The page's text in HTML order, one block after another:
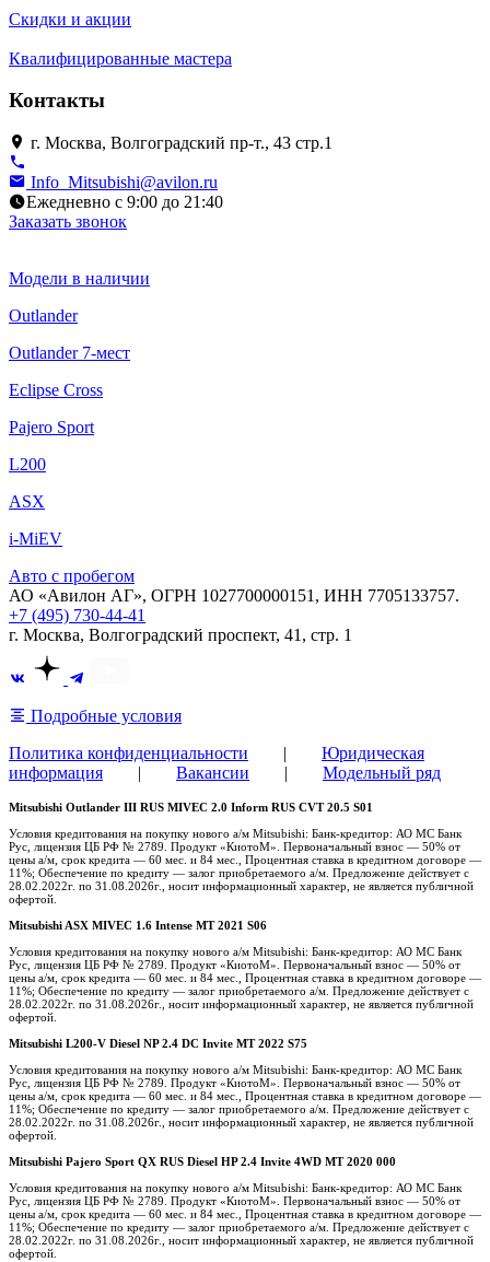
Скидки и акции
Квалифицированные мастера
Контакты
г. Москва, Волгоградский пр-т., 43 стр.1
Info_Mitsubishi@avilon.ru
Ежедневно с 9:00 до 21:40
Заказать звонок
Модели в наличии
Outlander
Outlander 7-мест
Eclipse Cross
Pajero Sport
L200
ASX
i-MiEV
Авто с пробегом
АО «Авилон АГ», ОГРН 1027700000151, ИНН 7705133757.
+7 (495) 730-44-41
г. Москва, Волгоградский проспект, 41, стр. 1
Подробные условия
Политика конфиденциальности | Юридическая
информация | Вакансии | Модельный ряд
Mitsubishi Outlander III RUS MIVEC 2.0 Inform RUS CVT 20.5 S01
Условия кредитования на покупку нового а/м Mitsubishi: Банк-кредитор: АО МС Банк
Рус, лицензия ЦБ РФ № 2789. Продукт «КиотоМ». Первоначальный взнос — 50% от
цены а/м, срок кредита — 60 мес. и 84 мес., Процентная ставка в кредитном договоре —
11%; Обеспечение по кредиту — залог приобретаемого а/м. Предложение действует с
28.02.2022г. по 31.08.2026г., носит информационный характер, не является публичной
офертой.
Mitsubishi ASX MIVEC 1.6 Intense MT 2021 S06
Условия кредитования на покупку нового а/м Mitsubishi: Банк-кредитор: АО МС Банк
Рус, лицензия ЦБ РФ № 2789. Продукт «КиотоМ». Первоначальный взнос — 50% от
цены а/м, срок кредита — 60 мес. и 84 мес., Процентная ставка в кредитном договоре —
11%; Обеспечение по кредиту — залог приобретаемого а/м. Предложение действует с
28.02.2022г. по 31.08.2026г., носит информационный характер, не является публичной
офертой.
Mitsubishi L200-V Diesel NP 2.4 DC Invite MT 2022 S75
Условия кредитования на покупку нового а/м Mitsubishi: Банк-кредитор: АО МС Банк
Рус, лицензия ЦБ РФ № 2789. Продукт «КиотоМ». Первоначальный взнос — 50% от
цены а/м, срок кредита — 60 мес. и 84 мес., Процентная ставка в кредитном договоре —
11%; Обеспечение по кредиту — залог приобретаемого а/м. Предложение действует с
28.02.2022г. по 31.08.2026г., носит информационный характер, не является публичной
офертой.
Mitsubishi Pajero Sport QX RUS Diesel HP 2.4 Invite 4WD MT 2020 000
Условия кредитования на покупку нового а/м Mitsubishi: Банк-кредитор: АО МС Банк
Рус, лицензия ЦБ РФ № 2789. Продукт «КиотоМ». Первоначальный взнос — 50% от
цены а/м, срок кредита — 60 мес. и 84 мес., Процентная ставка в кредитном договоре —
11%; Обеспечение по кредиту — залог приобретаемого а/м. Предложение действует с
28.02.2022г. по 31.08.2026г., носит информационный характер, не является публичной
офертой.